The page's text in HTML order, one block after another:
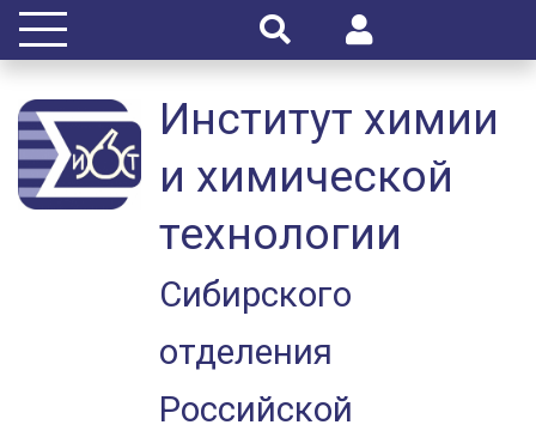
Институт химии
и химической
технологии
Сибирского
отделения
Российской